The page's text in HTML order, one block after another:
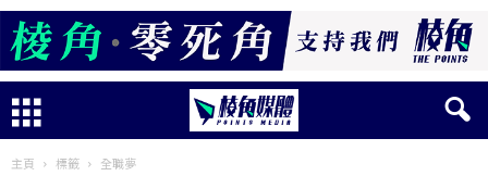
主頁 標籤 全職夢